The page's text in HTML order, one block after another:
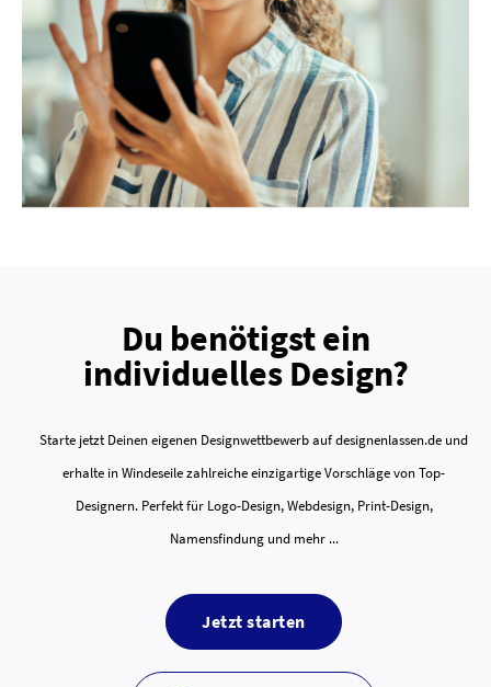
Du benötigst ein
individuelles Design?
Starte jetzt Deinen eigenen Designwettbewerb auf designenlassen.de und
erhalte in Windeseile zahlreiche einzigartige Vorschläge von Top-
Designern. Perfekt für Logo-Design, Webdesign, Print-Design,
Namensfindung und mehr ...
Jetzt starten